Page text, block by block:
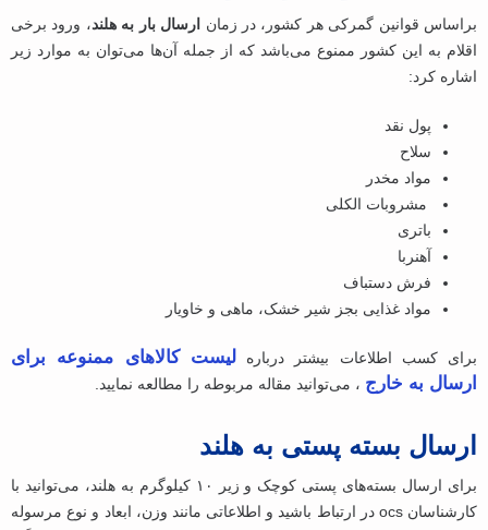
براساس قوانین گمرکی هر کشور، در زمان ارسال بار به هلند، ورود برخی
اقلام به این کشور ممنوع می‌باشد که از جمله آن‌ها می‌توان به موارد زیر
اشاره کرد:
پول نقد
سلاح
مواد مخدر
مشروبات الکلی
باتری
آهنربا
فرش دستباف
مواد غذایی بجز شیر خشک، ماهی و خاویار
برای کسب اطلاعات بیشتر دربارهلیست کالاهای ممنوعه برای
ارسال به خارج ، می‌توانید مقاله مربوطه را مطالعه نمایید.
ارسال بسته پستی به هلند
برای ارسال بسته‌های پستی کوچک و زیر ۱۰ کیلوگرم به هلند، می‌توانید با
کارشناسان ocs در ارتباط باشید و اطلاعاتی مانند وزن، ابعاد و نوع مرسوله